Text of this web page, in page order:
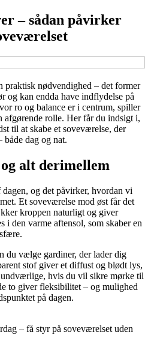
– sådan påvirker
praktisk nødvendighed – det former
og kan endda have indflydelse på
ro og balance er i centrum, spiller
afgørende rolle. Her får du indsigt i,
til at skabe et soveværelse, der
både dag og nat.
alt derimellem
og det påvirker, hvordan vi
Et soveværelse mod øst får det
kroppen naturligt og giver
i den varme aftensol, som skaber en
du vælge gardiner, der lader dig
stof giver et diffust og blødt lys,
hvis du vil sikre mørke til
to giver fleksibilitet – og mulighed
på dagen.
– få styr på soveværelset uden